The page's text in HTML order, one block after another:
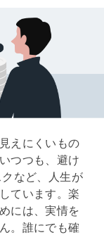
えにくいもの
つつも、避け
など、人生が
ています。楽
には、実情を
。誰にでも確